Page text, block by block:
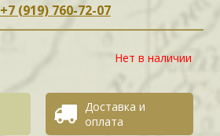
+7 (919) 760-72-07
Нет в наличии
Доставка и
оплата